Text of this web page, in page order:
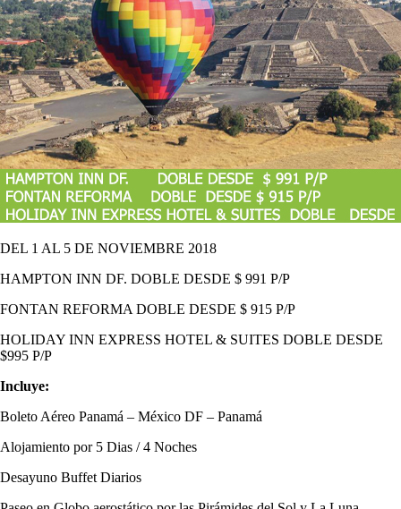
DEL 1 AL 5 DE NOVIEMBRE 2018
HAMPTON INN DF. DOBLE DESDE $ 991 P/P
FONTAN REFORMA DOBLE DESDE $ 915 P/P
HOLIDAY INN EXPRESS HOTEL & SUITES DOBLE DESDE
$995 P/P
Incluye:
Boleto Aéreo Panamá – México DF – Panamá
Alojamiento por 5 Dias / 4 Noches
Desayuno Buffet Diarios